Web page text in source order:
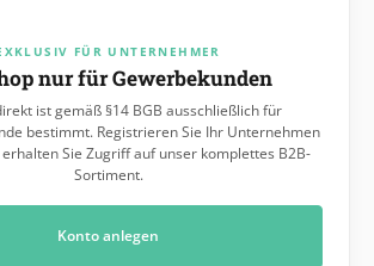
FÜR UNTERNEHMER
nur für Gewerbekunden
ist gemäß §14 BGB ausschließlich für
bestimmt. Registrieren Sie Ihr Unternehmen
Sie Zugriff auf unser komplettes B2B-
Sortiment.
Konto anlegen